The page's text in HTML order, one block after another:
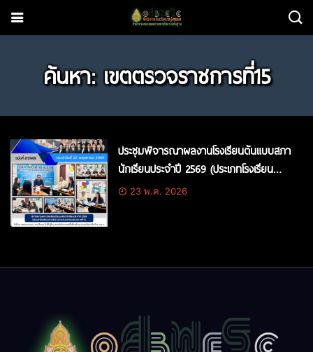
ค้นหา: เขตตรวจราชการที่15
ประชุมพิจารณาผลงานโรงเรียนต้นแบบสภา
นักเรียนประจำปี 2569 (ประเภทโรงเรียน
ขยายโอกาส) ระดับเขตตรวจราชการที่ 15
23 พ.ค. 2026